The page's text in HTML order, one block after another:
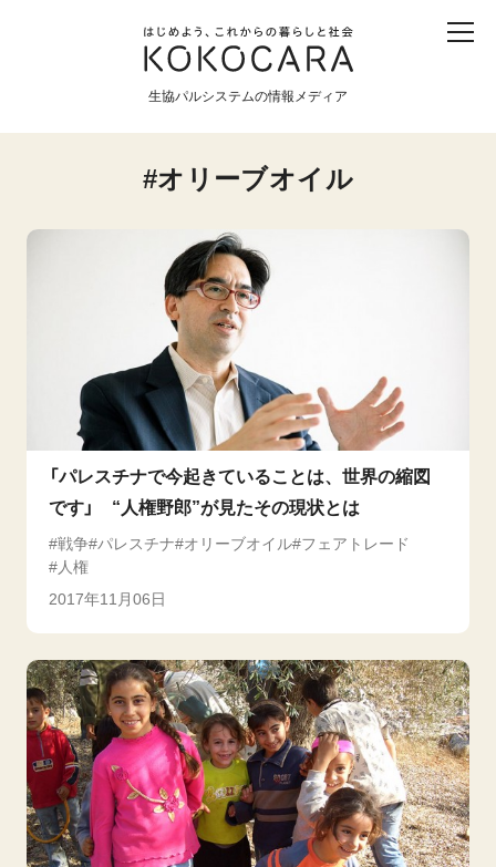
生協パルシステムの情報メディア
産直 食育 食べる 震災
生協の宅配パルシステム
オリーブオイル
「パレスチナで今起きていることは、世界の縮図
です」 “人権野郎”が見たその現状とは
戦争 パレスチナ オリーブオイル フェアトレード
人権
2017年11月06日